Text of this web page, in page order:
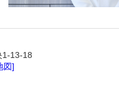
1-13-18
図]